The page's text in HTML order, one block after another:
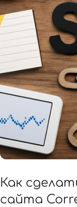
Как
сайта